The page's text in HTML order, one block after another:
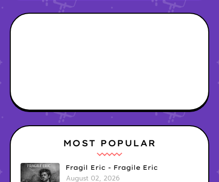
MOST POPULAR
Fragil Eric - Fragile Eric
August 02, 2026